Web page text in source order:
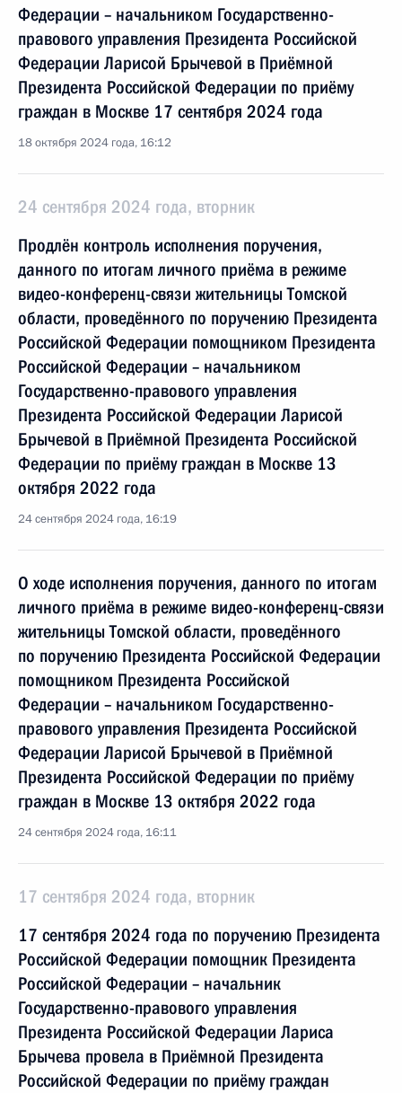
Федерации – начальником Государственно-
правового управления Президента Российской
Федерации Ларисой Брычевой в Приёмной
Президента Российской Федерации по приёму
граждан в Москве 17 сентября 2024 года
18 октября 2024 года, 16:12
24 сентября 2024 года, вторник
Продлён контроль исполнения поручения,
данного по итогам личного приёма в режиме
видео-конференц-связи жительницы Томской
области, проведённого по поручению Президента
Российской Федерации помощником Президента
Российской Федерации – начальником
Государственно-правового управления
Президента Российской Федерации Ларисой
Брычевой в Приёмной Президента Российской
Федерации по приёму граждан в Москве 13
октября 2022 года
24 сентября 2024 года, 16:19
О ходе исполнения поручения, данного по итогам
личного приёма в режиме видео-конференц-связи
жительницы Томской области, проведённого
по поручению Президента Российской Федерации
помощником Президента Российской
Федерации – начальником Государственно-
правового управления Президента Российской
Федерации Ларисой Брычевой в Приёмной
Президента Российской Федерации по приёму
граждан в Москве 13 октября 2022 года
24 сентября 2024 года, 16:11
17 сентября 2024 года, вторник
17 сентября 2024 года по поручению Президента
Российской Федерации помощник Президента
Российской Федерации – начальник
Государственно-правового управления
Президента Российской Федерации Лариса
Брычева провела в Приёмной Президента
Российской Федерации по приёму граждан